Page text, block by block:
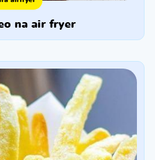
na air fryer